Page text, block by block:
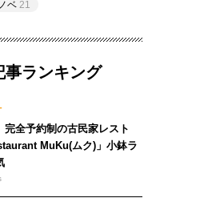
ベ 21
事ランキング
完全予約制の古民家レスト
MuKu(ムク)」小鉢ラ